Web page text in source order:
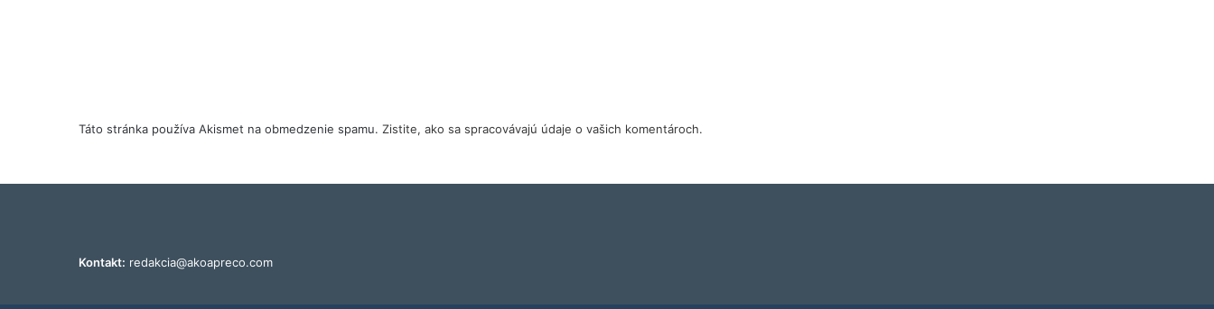
Táto stránka používa Akismet na obmedzenie spamu. Zistite, ako sa spracovávajú údaje o vašich komentároch.
Kontakt: redakcia@akoapreco.com